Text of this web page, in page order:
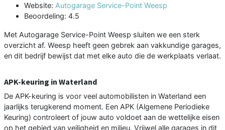
Website: Autogarage Service-Point Weesp
Beoordeling: 4.5
Met Autogarage Service-Point Weesp sluiten we een sterk
overzicht af. Weesp heeft geen gebrek aan vakkundige garages,
en dit bedrijf bewijst dat met elke auto die de werkplaats verlaat.
APK-keuring in Waterland
De APK-keuring is voor veel automobilisten in Waterland een
jaarlijks terugkerend moment. Een APK (Algemene Periodieke
Keuring) controleert of jouw auto voldoet aan de wettelijke eisen
op het gebied van veiligheid en milieu. Vrijwel alle garages in dit